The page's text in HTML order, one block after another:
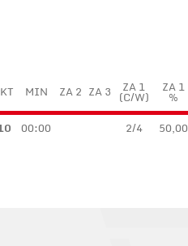
MIN ZA 2 ZA 3 ZA 1
(C/W)
ZA 1
%
00:00 2/4 50,00